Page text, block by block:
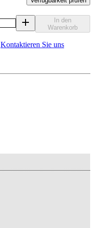
In den
Warenkorb
Kontaktieren Sie uns